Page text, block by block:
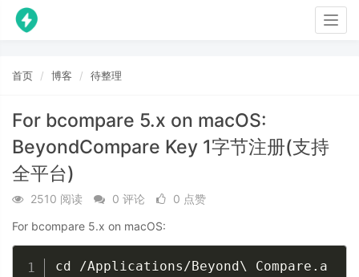
首页 博客 待整理
For bcompare 5.x on macOS:
BeyondCompare Key 1字节注册(支持
全平台)
2510 阅读 0 评论
0 点赞
For bcompare 5.x on macOS:
cd /Applications/Beyond\ Compare.aCopy